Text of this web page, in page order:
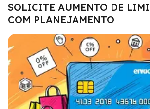
SOLICITE AUMENTO DE
COM PLANEJAMENTO